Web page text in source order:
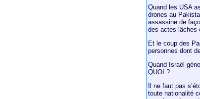
Quand les USA
drones au
assassine de
des actes lâches
Et le coup des
personnes dont
Quand Israël
QUOI ?
Il ne faut pas
toute nationalité